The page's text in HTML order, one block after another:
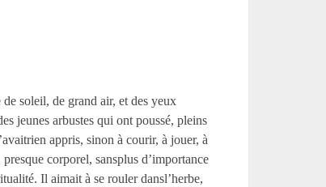
soleil, de grand air, et des yeux
jeunes arbustes qui ont poussé, pleins
appris, sinon à courir, à jouer, à
corporel, sansplus d’importance
Il aimait à se rouler dansl’herbe,